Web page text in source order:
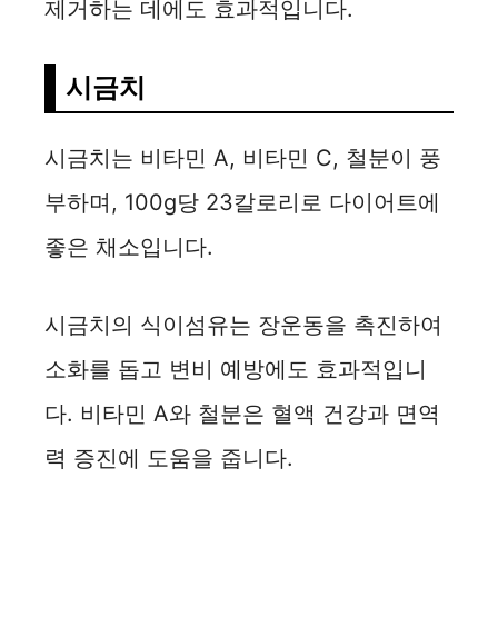
제거하는 데에도 효과적입니다.
시금치
시금치는 비타민 A, 비타민 C, 철분이 풍
부하며, 100g당 23칼로리로 다이어트에
좋은 채소입니다.
시금치의 식이섬유는 장운동을 촉진하여
소화를 돕고 변비 예방에도 효과적입니
다. 비타민 A와 철분은 혈액 건강과 면역
력 증진에 도움을 줍니다.